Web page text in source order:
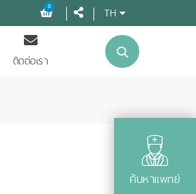
0 TH
ติดต่อเรา
ค้นหาแพทย์